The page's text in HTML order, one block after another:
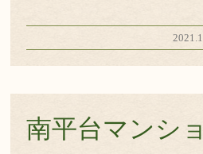
南平台マンシ